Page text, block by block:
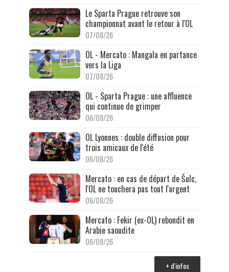
Le Sparta Prague retrouve son
championnat avant le retour à l'OL
07/08/26
OL - Mercato : Mangala en partance
vers la Liga
07/08/26
OL - Sparta Prague : une affluence
qui continue de grimper
06/08/26
OL Lyonnes : double diffusion pour
trois amicaux de l'été
06/08/26
Mercato : en cas de départ de Šulc,
l'OL ne touchera pas tout l'argent
06/08/26
Mercato : Fekir (ex-OL) rebondit en
Arabie saoudite
06/08/26
+ d'infos